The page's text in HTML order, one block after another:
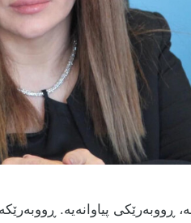
ڕووبەرێكی پیاوانەیە.